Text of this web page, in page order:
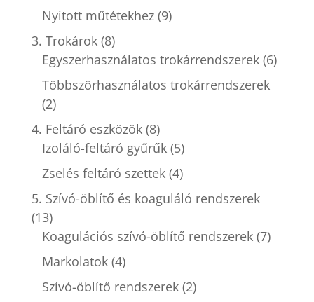
Nyitott műtétekhez (9)
3. Trokárok (8)
Egyszerhasználatos trokárrendszerek (6)
Többszörhasználatos trokárrendszerek
(2)
4. Feltáró eszközök (8)
Izoláló-feltáró gyűrűk (5)
Zselés feltáró szettek (4)
5. Szívó-öblítő és koaguláló rendszerek
(13)
Koagulációs szívó-öblítő rendszerek (7)
Markolatok (4)
Szívó-öblítő rendszerek (2)